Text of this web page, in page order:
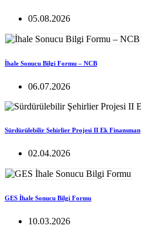
05.08.2026
İhale Sonucu Bilgi Formu – NCB
06.07.2026
Sürdürülebilir Şehirlier Projesi II Ek Finansman
02.04.2026
GES İhale Sonucu Bilgi Formu
10.03.2026